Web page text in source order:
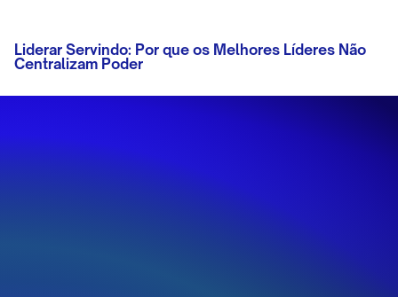
Liderar Servindo: Por que os Melhores Líderes Não
Centralizam Poder